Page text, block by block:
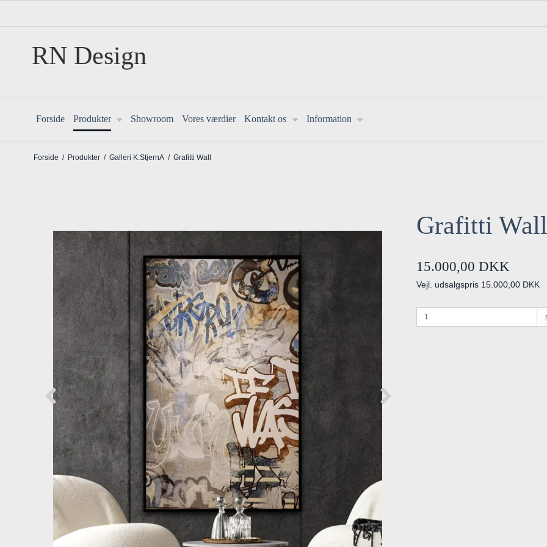
RN Design
Forside Produkter Showroom Vores værdier Kontakt os Information
Forside / Produkter / Galleri K.StjernA / Grafitti Wall
Grafitti Wall
15.000,00 DKK
Vejl. udsalgspris 15.000,00 DKK